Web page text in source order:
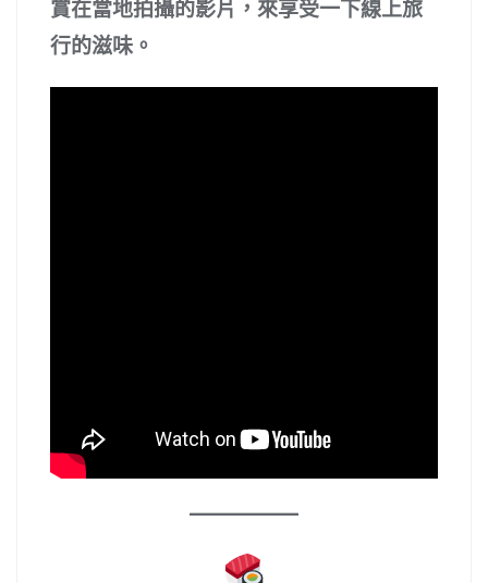
賞在當地拍攝的影片，來享受一下線上旅
行的滋味。